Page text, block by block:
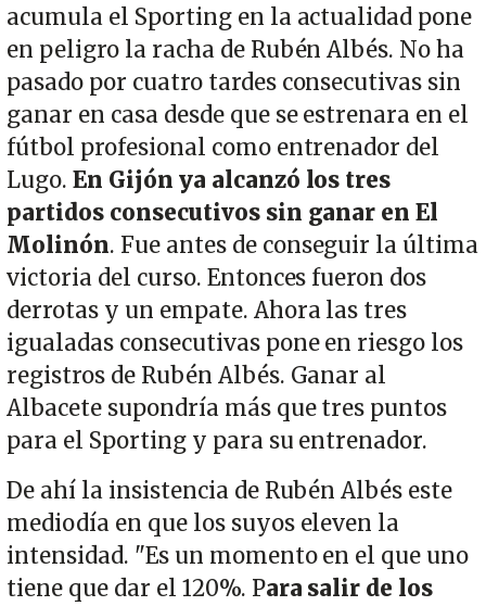
acumula el Sporting en la actualidad pone
en peligro la racha de Rubén Albés. No ha
pasado por cuatro tardes consecutivas sin
ganar en casa desde que se estrenara en el
fútbol profesional como entrenador del
Lugo. En Gijón ya alcanzó los tres
partidos consecutivos sin ganar en El
Molinón. Fue antes de conseguir la última
victoria del curso. Entonces fueron dos
derrotas y un empate. Ahora las tres
igualadas consecutivas pone en riesgo los
registros de Rubén Albés. Ganar al
Albacete supondría más que tres puntos
para el Sporting y para su entrenador.
De ahí la insistencia de Rubén Albés este
mediodía en que los suyos eleven la
intensidad. "Es un momento en el que uno
tiene que dar el 120%. Para salir de los